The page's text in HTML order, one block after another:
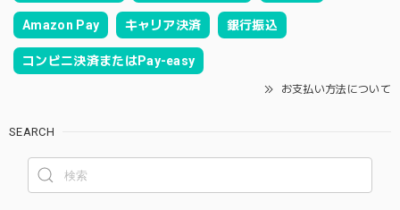
Amazon Pay キャリア決済 銀行振込
コンビニ決済またはPay-easy
お支払い方法について
SEARCH